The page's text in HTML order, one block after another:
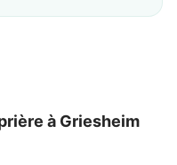
à Griesheim